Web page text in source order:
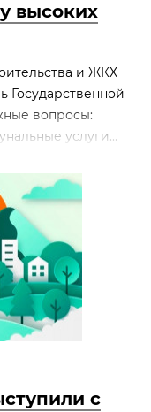
высоких
и ЖКХ
Государственной
вопросы:
услуги...
с